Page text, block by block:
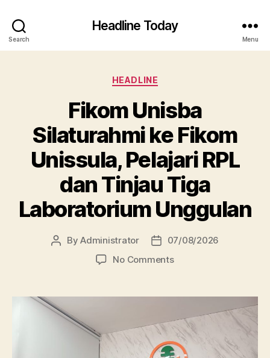
Search
Headline Today
Menu
Categories
HEADLINE
Fikom Unisba
Silaturahmi ke Fikom
Unissula, Pelajari RPL
dan Tinjau Tiga
Laboratorium Unggulan
PostByAdministrator
Post07/08/2026
No Commentson
Silaturahmi
Fikom
Unissula,
Pelajari